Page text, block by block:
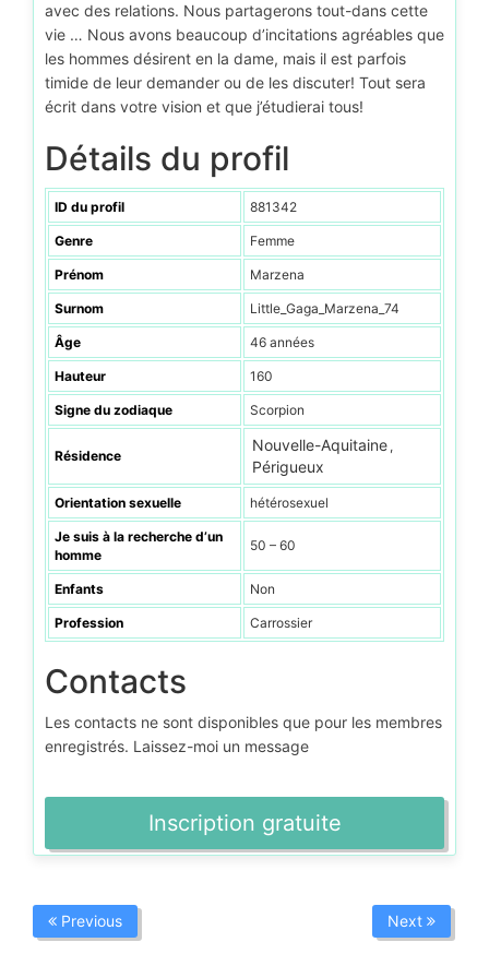
avec des relations. Nous partagerons tout-dans cette
vie … Nous avons beaucoup d’incitations agréables que
les hommes désirent en la dame, mais il est parfois
timide de leur demander ou de les discuter! Tout sera
écrit dans votre vision et que j’étudierai tous!
Détails du profil
ID du profil 881342
Genre Femme
Prénom Marzena
Surnom Little_Gaga_Marzena_74
Âge 46 années
Hauteur 160
Signe du zodiaque Scorpion
Résidence
Nouvelle-Aquitaine ,
Périgueux
Orientation sexuelle hétérosexuel
Je suis à la recherche d’un
homme
50 – 60
Enfants Non
Profession Carrossier
Contacts
Les contacts ne sont disponibles que pour les membres
enregistrés. Laissez-moi un message
Inscription gratuite
Previous Next